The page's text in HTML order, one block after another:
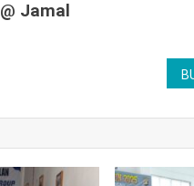
@ Jamal